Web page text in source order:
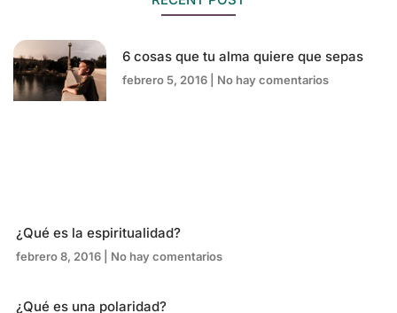
6 cosas que tu alma quiere que sepas
febrero 5, 2016 No hay comentarios
¿Qué es la espiritualidad?
febrero 8, 2016 No hay comentarios
¿Qué es una polaridad?